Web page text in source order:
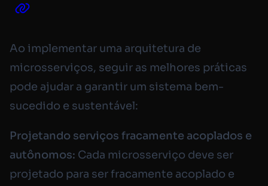
Ao implementar uma arquitetura de
microsserviços, seguir as melhores práticas
pode ajudar a garantir um sistema bem-
sucedido e sustentável:
Projetando serviços fracamente acoplados e
autônomos: Cada microsserviço deve ser
projetado para ser fracamente acoplado e